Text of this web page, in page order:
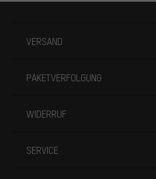
VERSAND
PAKETVERFOLGUNG
WIDERRUF
SERVICE